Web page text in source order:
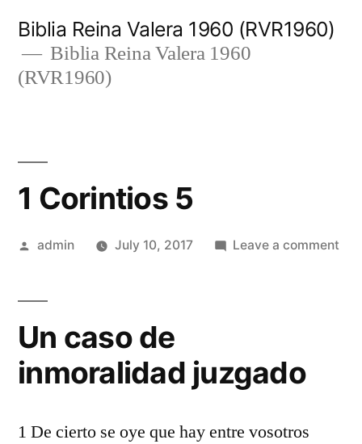
content
Biblia Reina Valera 1960 (RVR1960)
Biblia Reina Valera 1960
(RVR1960)
1 Corintios 5
Posted
admin July 10, 2017 Leave a comment
Un caso de
inmoralidad juzgado
1 De cierto se oye que hay entre vosotros